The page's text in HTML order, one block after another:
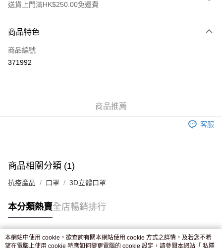
送貨上門滿HK$250.00免運費
信用卡
Apple Pay
付款後門市自取，訂單確認後2-4個工作天到店，7天內取。逾期後
商品特色
商品編號
371992
商品推薦
客服
商品相關分類 (1)
抗疫產品 口罩 3D立體口罩
本分類熱賣全店暢銷排行
熱門標籤
本網站中使用 cookie，欲查詢有關本網站使用 cookie 方式之詳情，及若您不希
望在電腦上使用 cookie 時應如何變更電腦的 cookie 設定，請參閱本網站「 私隱